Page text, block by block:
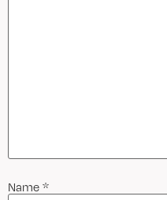
Name *